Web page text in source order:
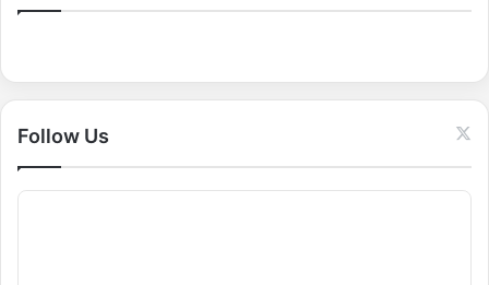
r
:
Follow Us